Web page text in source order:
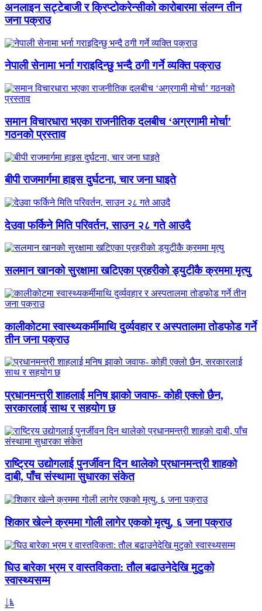
अनलाइन सट्टेबाजी र क्रिप्टोकरेन्सीको कारोबारमा संलग्न तीन
जना पक्राउ
नेपाली सेनामा भर्ना गराइदिन्छु भन्दै ठगी गर्ने व्यक्ति पक्राउ
समान विचारधारा भएका राजनीतिक दलबीच ‘अग्रगामी मोर्चा’
गठनको प्रस्ताव
बीपी राजमार्गमा हाइस दुर्घटना, चार जना घाइते
देउवा फर्किने मिति परिवर्तन, साउन २८ गते आउदै
सलमान खानको सुरक्षामा खटिएका प्रहरीको ड्युटीकै क्रममा मृत्यु
कालीकोटमा स्वास्थ्यकर्मीमाथि दुर्व्यवहार र अस्पतालमा तोडफोड गर्ने
तीन जना पक्राउ
प्रधानमन्त्री शाहलाई मनिष झाको जवाफ- कोही एक्लो छैन,
सरकारलाई साथ र सहयोग छ
राष्ट्रिय उद्योगलाई पुनर्जीवन दिन थालेको प्रधानमन्त्री शाहको
दाबी, पाँच संस्थामा सुधारका संकेत
शिकार खेल्ने क्रममा गोली लागेर एकको मृत्यु, ६ जना पक्राउ
घिउ बारेका भ्रम र वास्तविकता: तौल बढाउनेदेखि मुटुको
स्वास्थ्यसम्म